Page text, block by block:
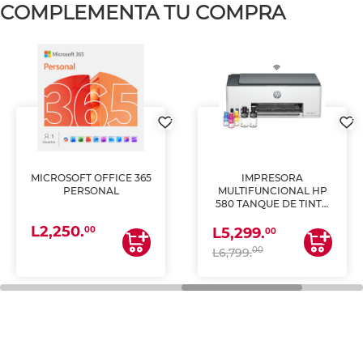
COMPLEMENTA TU COMPRA
MICROSOFT OFFICE 365
PERSONAL
L2,250.00
IMPRESORA
MULTIFUNCIONAL HP
580 TANQUE DE TINTA
ESCANEA)
L5,299.00
L6,799.00